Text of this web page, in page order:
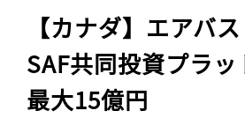
【カナダ】エアバ
SAF共同投資プラ
最大15億円